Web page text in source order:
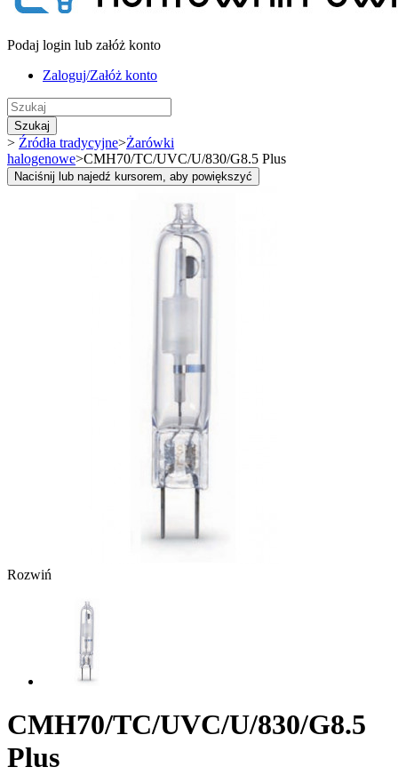
Podaj login lub załóż konto
Zaloguj/Załóż konto
Szukaj
> Źródła tradycyjne>Żarówki
halogenowe>CMH70/TC/UVC/U/830/G8.5 Plus
Naciśnij lub najedź kursorem, aby powiększyć
Rozwiń
CMH70/TC/UVC/U/830/G8.5
Plus